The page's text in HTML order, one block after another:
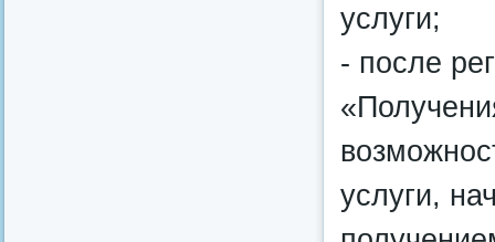
услуги;
- после
услуги,